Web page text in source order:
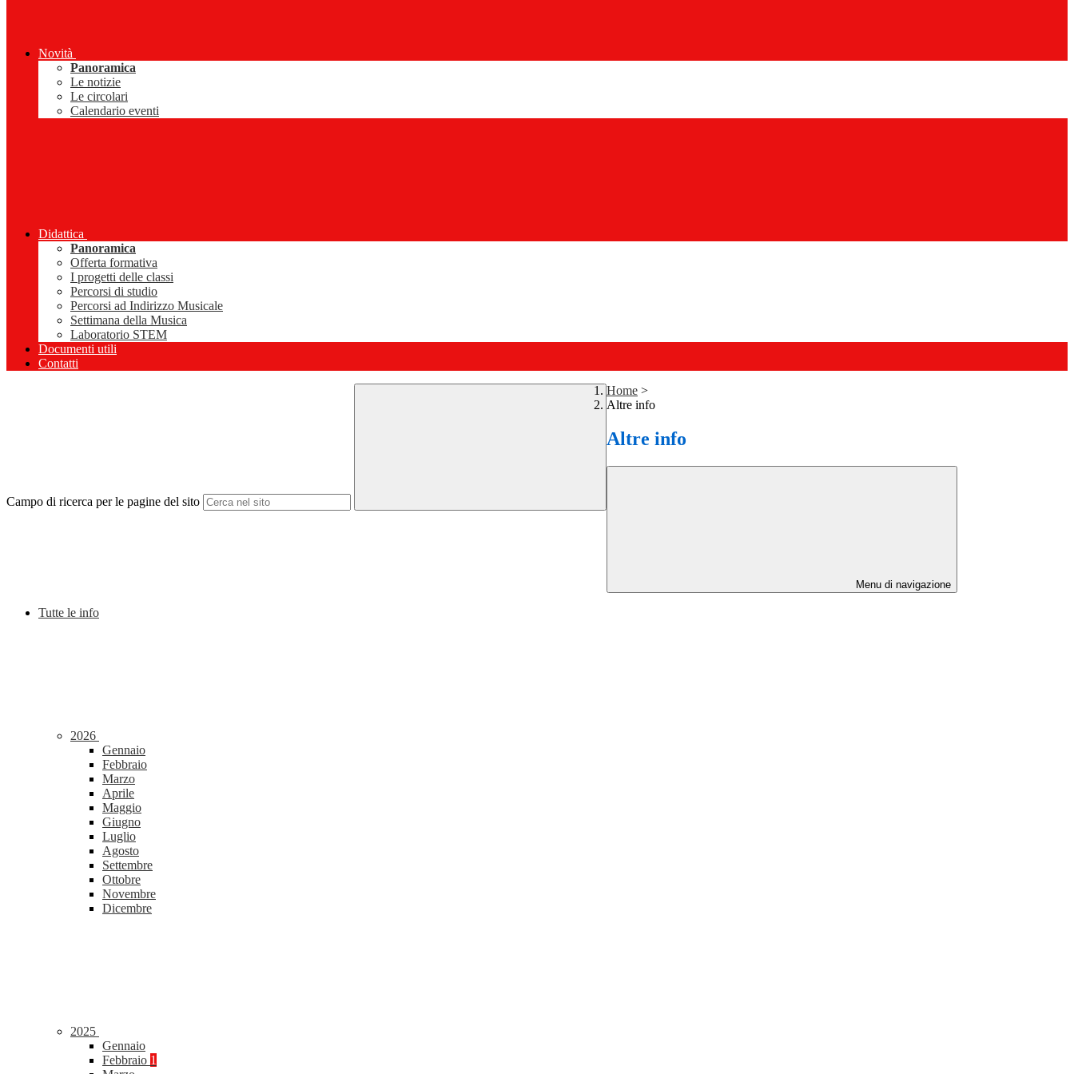
Novità
Panoramica
Le notizie
Le circolari
Calendario eventi
Didattica
Panoramica
Offerta formativa
I progetti delle classi
Percorsi di studio
Percorsi ad Indirizzo Musicale
Settimana della Musica
Laboratorio STEM
Documenti utili
Contatti
Campo di ricerca per le pagine del sito
Home >
Altre info
Altre info
Menu di navigazione
Tutte le info
2026
Gennaio
Febbraio
Marzo
Aprile
Maggio
Giugno
Luglio
Agosto
Settembre
Ottobre
Novembre
Dicembre
2025
Gennaio
Febbraio 1